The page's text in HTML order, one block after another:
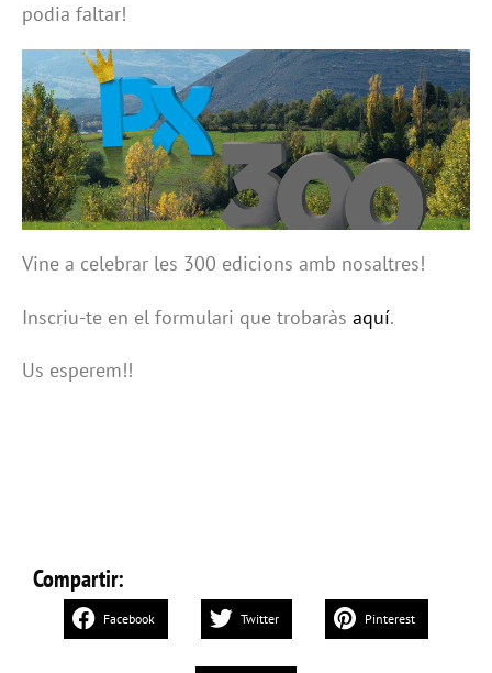
podia faltar!
Vine a celebrar les 300 edicions amb nosaltres!
Inscriu-te en el formulari que trobaràs aquí.
Us esperem!!
Compartir:
Facebook Twitter Pinterest